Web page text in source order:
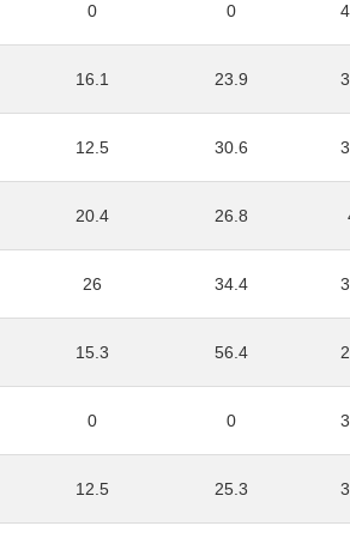
0 0
16.1 23.9
12.5 30.6
20.4 26.8
26 34.4
15.3 56.4
0 0
12.5 25.3